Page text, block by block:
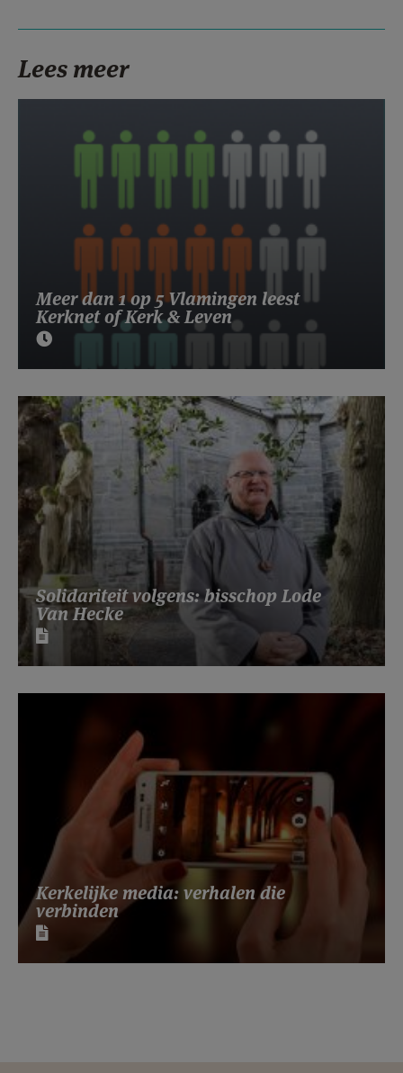
Lees meer
Meer dan 1 op 5 Vlamingen leest
Kerknet of Kerk & Leven
Solidariteit volgens: bisschop Lode
Van Hecke
Kerkelijke media: verhalen die
verbinden